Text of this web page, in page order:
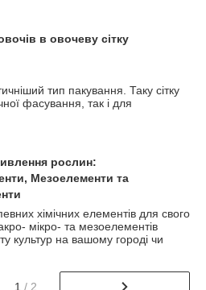
в овочеву сітку
тип пакування. Таку сітку
фасування, так і для
рослин:
Мезоелементи та
хімічних елементів для свого
мікро- та мезоелементів
культур на вашому городі чи
1 / 2